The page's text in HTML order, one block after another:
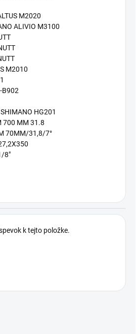
M2020
ALIVIO M3100
M2010
B902
SHIMANO HG201
700 MM 31.8
70MM/31,8/7°
8"
k tejto položke.